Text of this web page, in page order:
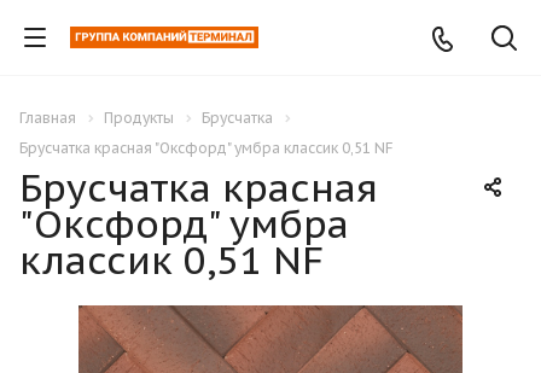
Главная Продукты
Брусчатка
Брусчатка красная "Оксфорд" умбра классик 0,51 NF
Брусчатка красная
"Оксфорд" умбра
классик 0,51 NF